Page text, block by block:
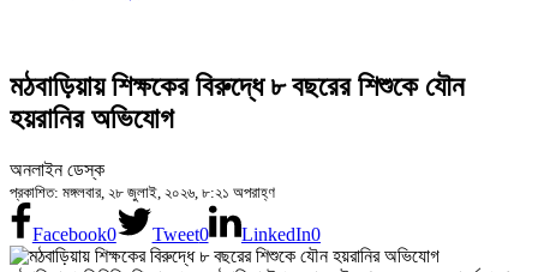
মঠবাড়িয়ায় শিক্ষকের বিরুদ্ধে ৮ বছরের শিশুকে যৌন
হয়রানির অভিযোগ
অনলাইন ডেস্ক
প্রকাশিত: মঙ্গলবার, ২৮ জুলাই, ২০২৬, ৮:২১ অপরাহ্ণ
Facebook0 Tweet0 LinkedIn0